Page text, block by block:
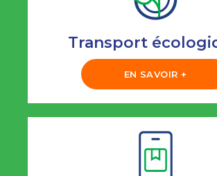
Transport
EN SAVOIR +